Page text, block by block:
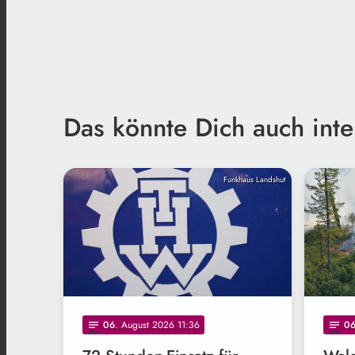
Das könnte Dich auch
Funkhaus Landshut
notes 06. August 2026 11:36 notes 06